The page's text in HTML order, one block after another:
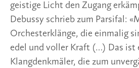
geistige Licht den Zugang
Debussy schrieb zum Parsifal:
Orchesterklänge, die einmalig
edel und voller Kraft (…) Das ist
Klangdenkmäler, die zum